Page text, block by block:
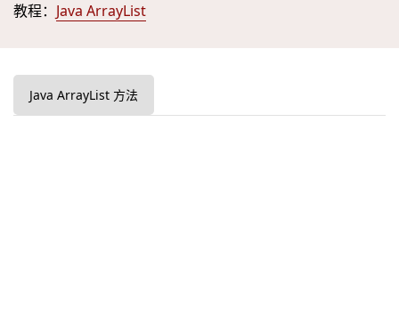
教程： Java ArrayList
Java ArrayList 方法